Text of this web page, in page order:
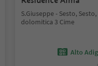
S.Giuseppe - Sesto,
dolomitica 3 Cime
Alto